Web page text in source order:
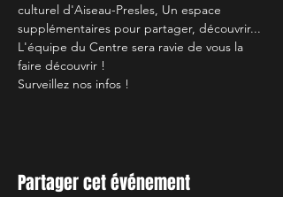
culturel d'Aiseau-Presles, Un espace
supplémentaires pour partager, découvrir...
L'équipe du Centre sera ravie de vous la
faire découvrir !
Surveillez nos infos !
Partager cet événement